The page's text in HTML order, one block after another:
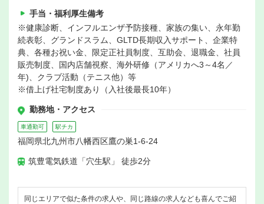
手当・福利厚生備考
※健康診断、インフルエンザ予防接種、家族の集い、永年勤
続表彰、グランドスラム、GLTD長期収入サポート、企業特
典、各種お祝い金、限定正社員制度、互助会、退職金、社員
販売制度、国内店舗視察、海外研修（アメリカへ3～4名／
年)、クラブ活動（テニス他）等
※借上げ社宅制度あり（入社後最長10年）
勤務地・アクセス
車通勤可 駅チカ
福岡県北九州市八幡西区鷹の巣1-6-24
筑豊電気鉄道「穴生駅」 徒歩2分
同じエリアで似た条件の求人や、同じ路線の求人なども喜んでご紹